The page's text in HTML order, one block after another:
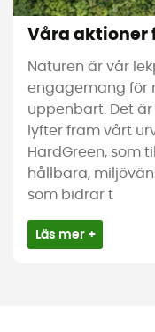
Våra aktioner
Naturen är vår
engagemang för
uppenbart. Det
lyfter fram vårt
HardGreen, som
hållbara,
som bidrar t
Läs mer +